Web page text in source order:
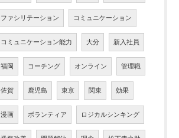
ファシリテーション コミュニケーション
コミュニケーション能力 大分 新入社員
福岡 コーチング オンライン 管理職
佐賀 鹿児島 東京 関東 効果
漫画 ボランティア ロジカルシンキング